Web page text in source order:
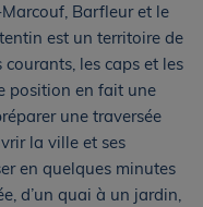
Barfleur et le
est un territoire de
les caps et les
position en fait une
une traversée
la ville et ses
en quelques minutes
d’un quai à un jardin,